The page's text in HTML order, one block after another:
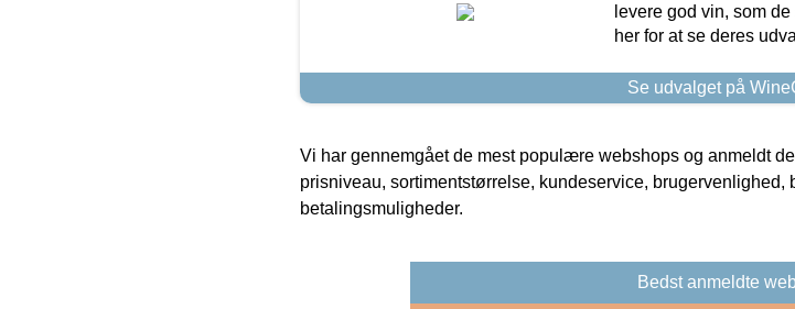
levere god vin, som
her for at se deres
Se udvalget på
Vi har gennemgået de mest populære webshops og anmeldt
prisniveau, sortimentstørrelse, kundeservice, brugervenlighed,
betalingsmuligheder.
Bedst anmeldte